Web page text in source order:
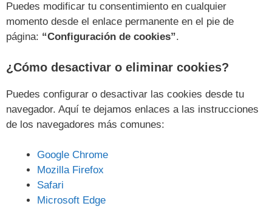
Puedes modificar tu consentimiento en cualquier
momento desde el enlace permanente en el pie de
página: “Configuración de cookies”.
¿Cómo desactivar o eliminar cookies?
Puedes configurar o desactivar las cookies desde tu
navegador. Aquí te dejamos enlaces a las instrucciones
de los navegadores más comunes:
Google Chrome
Mozilla Firefox
Safari
Microsoft Edge